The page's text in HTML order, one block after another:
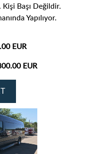
Kişi Başı Değildir.
Yapılıyor.
EUR
EUR